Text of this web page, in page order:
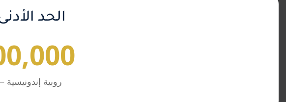
الحد
روبية إندونيسية —